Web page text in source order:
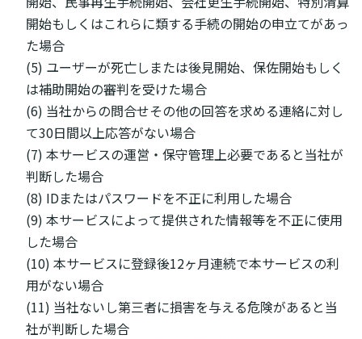
開始もしくはこれらに類する手続の開始の申立てがあっ
た場合
(5) ユーザーが死亡しまたは後見開始、保佐開始もしく
は補助開始の審判を受けた場合
(6) 当社からの問合せその他の回答を求める連絡に対し
て30日間以上応答がない場合
(7) 本サービスの運営・保守管理上必要であると当社が
判断した場合
(8) IDまたはパスワードを不正に利用した場合
(9) 本サービスによって提供された情報等を不正に使用
した場合
(10) 本サービスに登録後12ヶ月連続で本サービスの利
用がない場合
(11) 当社ないし第三者に損害を与える危険があると当
社が判断した場合